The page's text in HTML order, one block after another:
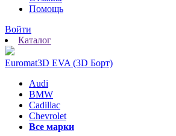
Помощь
Войти
Каталог
Euromat3D EVA (3D Борт)
Audi
BMW
Cadillac
Chevrolet
Все марки